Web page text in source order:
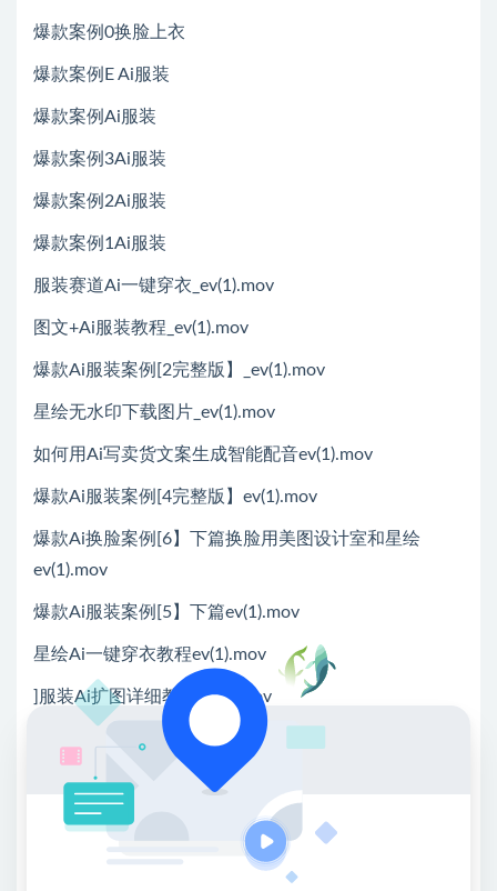
爆款案例0换脸上衣
爆款案例E Ai服装
爆款案例Ai服装
爆款案例3Ai服装
爆款案例2Ai服装
爆款案例1Ai服装
服装赛道Ai一键穿衣_ev(1).mov
图文+Ai服装教程_ev(1).mov
爆款Ai服装案例[2完整版】_ev(1).mov
星绘无水印下载图片_ev(1).mov
如何用Ai写卖货文案生成智能配音ev(1).mov
爆款Ai服装案例[4完整版】ev(1).mov
爆款Ai换脸案例[6】下篇换脸用美图设计室和星绘
ev(1).mov
爆款Ai服装案例[5】下篇ev(1).mov
星绘Ai一键穿衣教程ev(1).mov
]服装Ai扩图详细教程ev(1).mov
服装Ai带货美图改装改头发ev(1).mov
Ai服装原创制作模板教程_ev(1).mov
*提示本文仅为课程介绍，不构成任何收益承诺，变现
效果因人而异，需结合自身努力与实操，合理运用课程
所学内容，同时严格遵守平台相关规则与相关法律法规